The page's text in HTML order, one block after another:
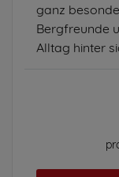
ganz
Bergfreunde
Alltag hinter